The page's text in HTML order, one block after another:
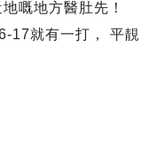
嘅地方醫肚先！
17就有一打， 平靚